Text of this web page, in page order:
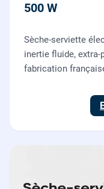
500 W
Sèche-serviette
inertie fluide,
fabrication